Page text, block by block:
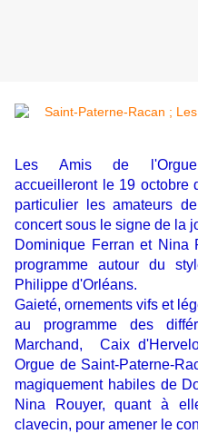
Les Amis de l'Orgue
accueilleront le 19 octobre
particulier les amateurs
concert sous le signe de la
Dominique Ferran et Nina
programme autour du
Philippe d'Orléans.
Gaieté, ornements vifs et
au programme des
Marchand, Caix
Orgue de Saint-Paterne-
magiquement habiles de
Nina Rouyer, quant à
clavecin, pour amener le